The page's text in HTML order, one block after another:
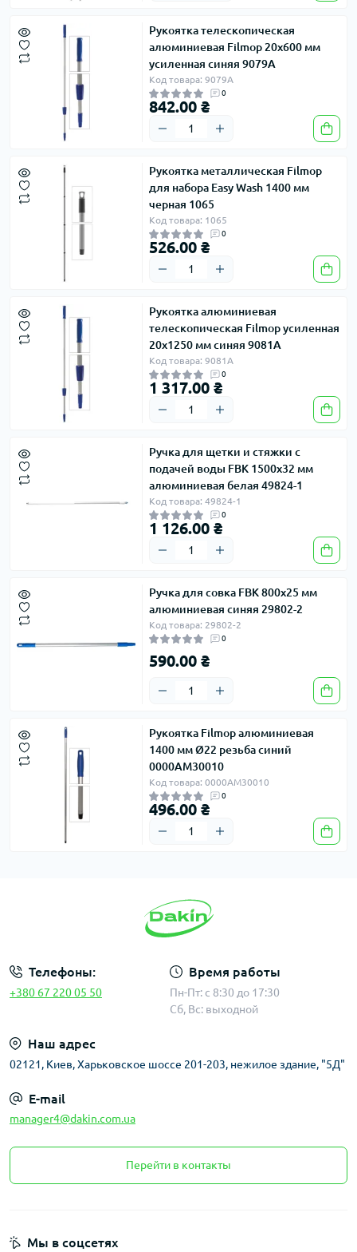
Рукоятка телескопическая
алюминиевая Filmop 20х600 мм
усиленная синяя 9079A
Код товара: 9079A
0
842.00 ₴
Рукоятка металлическая Filmop
для набора Easy Wash 1400 мм
черная 1065
Код товара: 1065
0
526.00 ₴
Рукоятка алюминиевая
телескопическая Filmop усиленная
20х1250 мм синяя 9081A
Код товара: 9081A
0
1 317.00 ₴
Ручка для щетки и стяжки с
подачей воды FBK 1500x32 мм
алюминиевая белая 49824-1
Код товара: 49824-1
0
1 126.00 ₴
Ручка для совка FBK 800х25 мм
алюминиевая синяя 29802-2
Код товара: 29802-2
0
590.00 ₴
Рукоятка Filmop алюминиевая
1400 мм Ø22 резьба синий
0000AM30010
Код товара: 0000AM30010
0
496.00 ₴
Телефоны:
+380 67 220 05 50
Время работы
Пн-Пт: с 8:30 до 17:30
Сб, Вс: выходной
Наш адрес
02121, Киев, Харьковское шоссе 201-203, нежилое здание, "5Д"
E-mail
manager4@dakin.com.ua
Перейти в контакты
Мы в соцсетях